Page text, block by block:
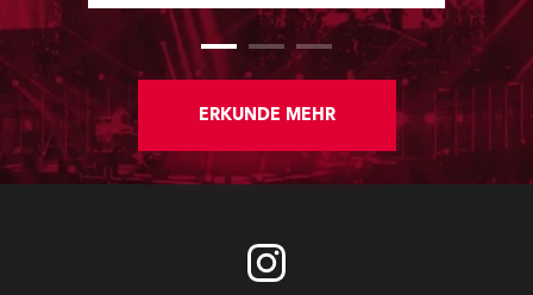
trafen, in den Mittelpunkt des
Standdesigns. Die „Performance“
wurde somit zum Herzstück der
brandneue Moving-Light
SuperSpikie auf den Markt gebracht
wurde.
ERKUNDE MEHR